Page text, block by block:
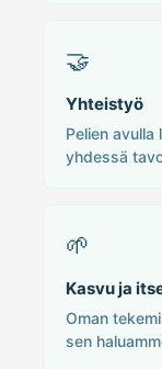
🤝
Yhteistyö
Pelien
yhdessä
🌱
Kasvu ja
Oman
sen